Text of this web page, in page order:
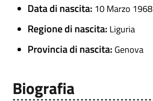
Data di nascita: 10 Marzo 1968
Regione di nascita: Liguria
Provincia di nascita: Genova
Biografia